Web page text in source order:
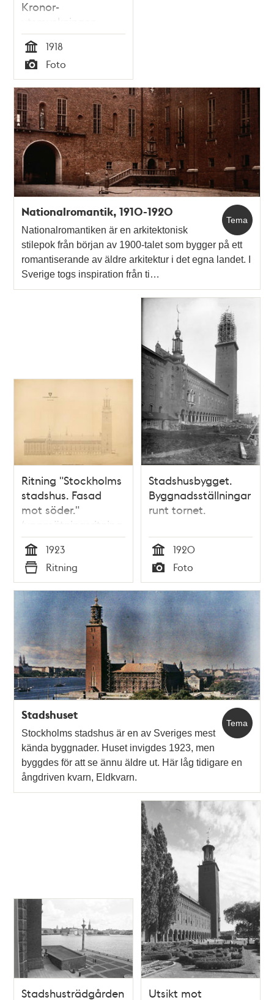
Kronor-
utsmyckningen,
framför
stadshusfasaden.
Tid
1918
Typ
Foto
Tema
Nationalromantik, 1910-1920
Nationalromantiken är en arkitektonisk
stilepok från början av 1900-talet som bygger på ett
romantiserande av äldre arkitektur i det egna landet. I
Sverige togs inspiration från ti…
Ritning "Stockholms
stadshus. Fasad
mot söder."
(uppmätningsritning
1923)
Tid
1923
Typ
Ritning
Stadshusbygget.
Byggnadsställningar
runt tornet.
Tid
1920
Typ
Foto
Tema
Stadshuset
Stockholms stadshus är en av Sveriges mest
kända byggnader. Huset invigdes 1923, men
byggdes för att se ännu äldre ut. Här låg tidigare en
ångdriven kvarn, Eldkvarn.
Stadshusträdgården
Utsikt mot